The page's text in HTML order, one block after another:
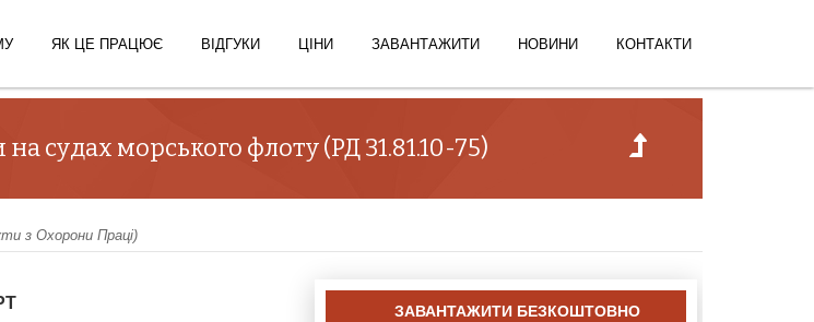
ЯК ЦЕ ПРАЦЮЄ ВІДГУКИ ЦІНИ ЗАВАНТАЖИТИ НОВИНИ КОНТАКТИ
судах морського флоту (РД 31.81.10-75)
з Охорони Праці)
ЗАВАНТАЖИТИ БЕЗКОШТОВНО